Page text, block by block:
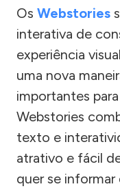
Os Webstories
interativa de
experiência
uma nova
importantes
Webstories
texto e
atrativo e fácil
quer se